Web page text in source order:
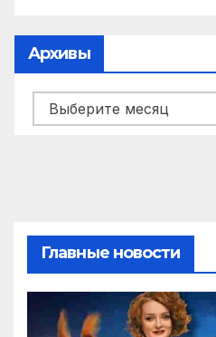
Архивы
Архивы
Главные новости